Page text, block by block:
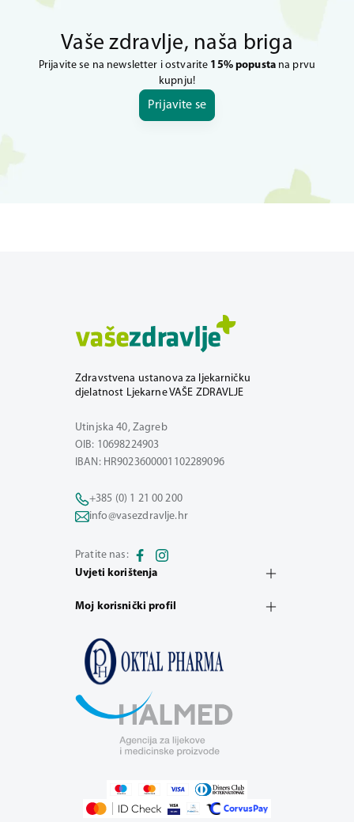
Vaše zdravlje, naša briga
Prijavite se na newsletter i ostvarite 15% popustana prvu
kupnju!
Prijavite se
Zdravstvena ustanova za ljekarničku
djelatnost Ljekarne VAŠE ZDRAVLJE
Utinjska 40, Zagreb
OIB: 10698224903
IBAN: HR9023600001102289096
+385 (0) 1 21 00 200
info@vasezdravlje.hr
Pratite nas:
Uvjeti korištenja
Moj korisnički profil